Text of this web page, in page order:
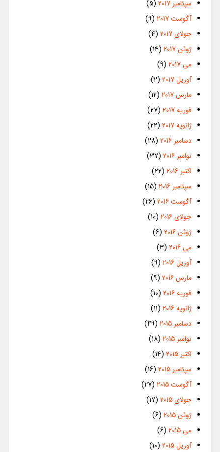
سپتامبر 2017
(5)
آگوست 2017
(9)
جولای 2017
(4)
ژوئن 2017
(14)
می 2017
(9)
آوریل 2017
(2)
مارس 2017
(12)
فوریه 2017
(27)
ژانویه 2017
(22)
دسامبر 2016
(28)
نوامبر 2016
(37)
اکتبر 2016
(22)
سپتامبر 2016
(15)
آگوست 2016
(26)
جولای 2016
(10)
ژوئن 2016
(6)
می 2016
(3)
آوریل 2016
(9)
مارس 2016
(9)
فوریه 2016
(10)
ژانویه 2016
(11)
دسامبر 2015
(49)
نوامبر 2015
(18)
اکتبر 2015
(14)
سپتامبر 2015
(16)
آگوست 2015
(27)
جولای 2015
(17)
ژوئن 2015
(6)
می 2015
(6)
آوریل 2015
(10)